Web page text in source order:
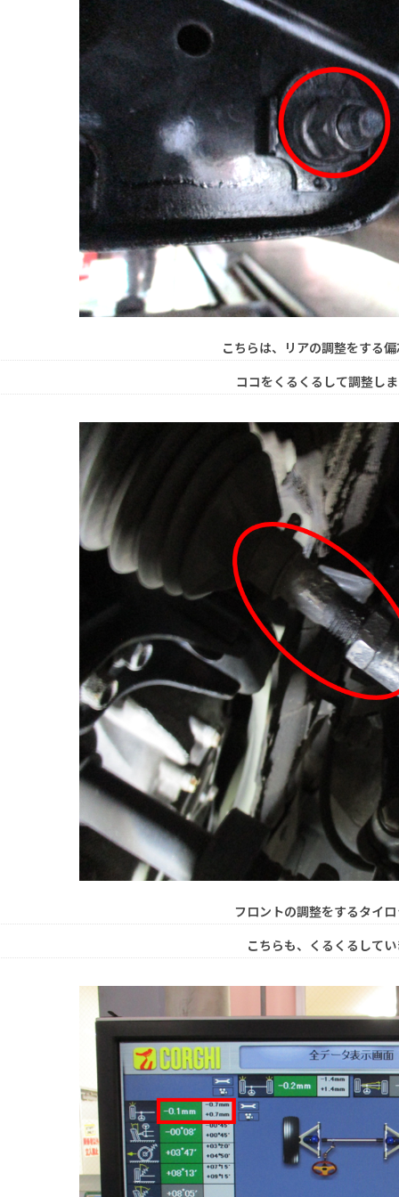
こちらは、リアの調整をする
ココをくるくるして調整し
フロントの調整をするタイ
こちらも、くるくるして